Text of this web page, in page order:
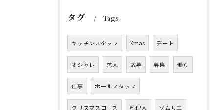
タグ Tags
キッチンスタッフ Xmas デート
オシャレ 求人 応募 募集 働く
仕事 ホールスタッフ
クリスマスコース 料理人 ソムリエ